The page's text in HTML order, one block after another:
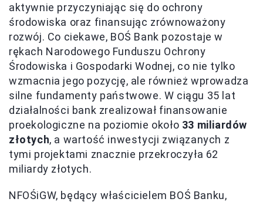
aktywnie przyczyniając się do ochrony
środowiska oraz finansując zrównoważony
rozwój. Co ciekawe, BOŚ Bank pozostaje w
rękach Narodowego Funduszu Ochrony
Środowiska i Gospodarki Wodnej, co nie tylko
wzmacnia jego pozycję, ale również wprowadza
silne fundamenty państwowe. W ciągu 35 lat
działalności bank zrealizował finansowanie
proekologiczne na poziomie około 33 miliardów
złotych, a wartość inwestycji związanych z
tymi projektami znacznie przekroczyła 62
miliardy złotych.
NFOŚiGW, będący właścicielem BOŚ Banku,